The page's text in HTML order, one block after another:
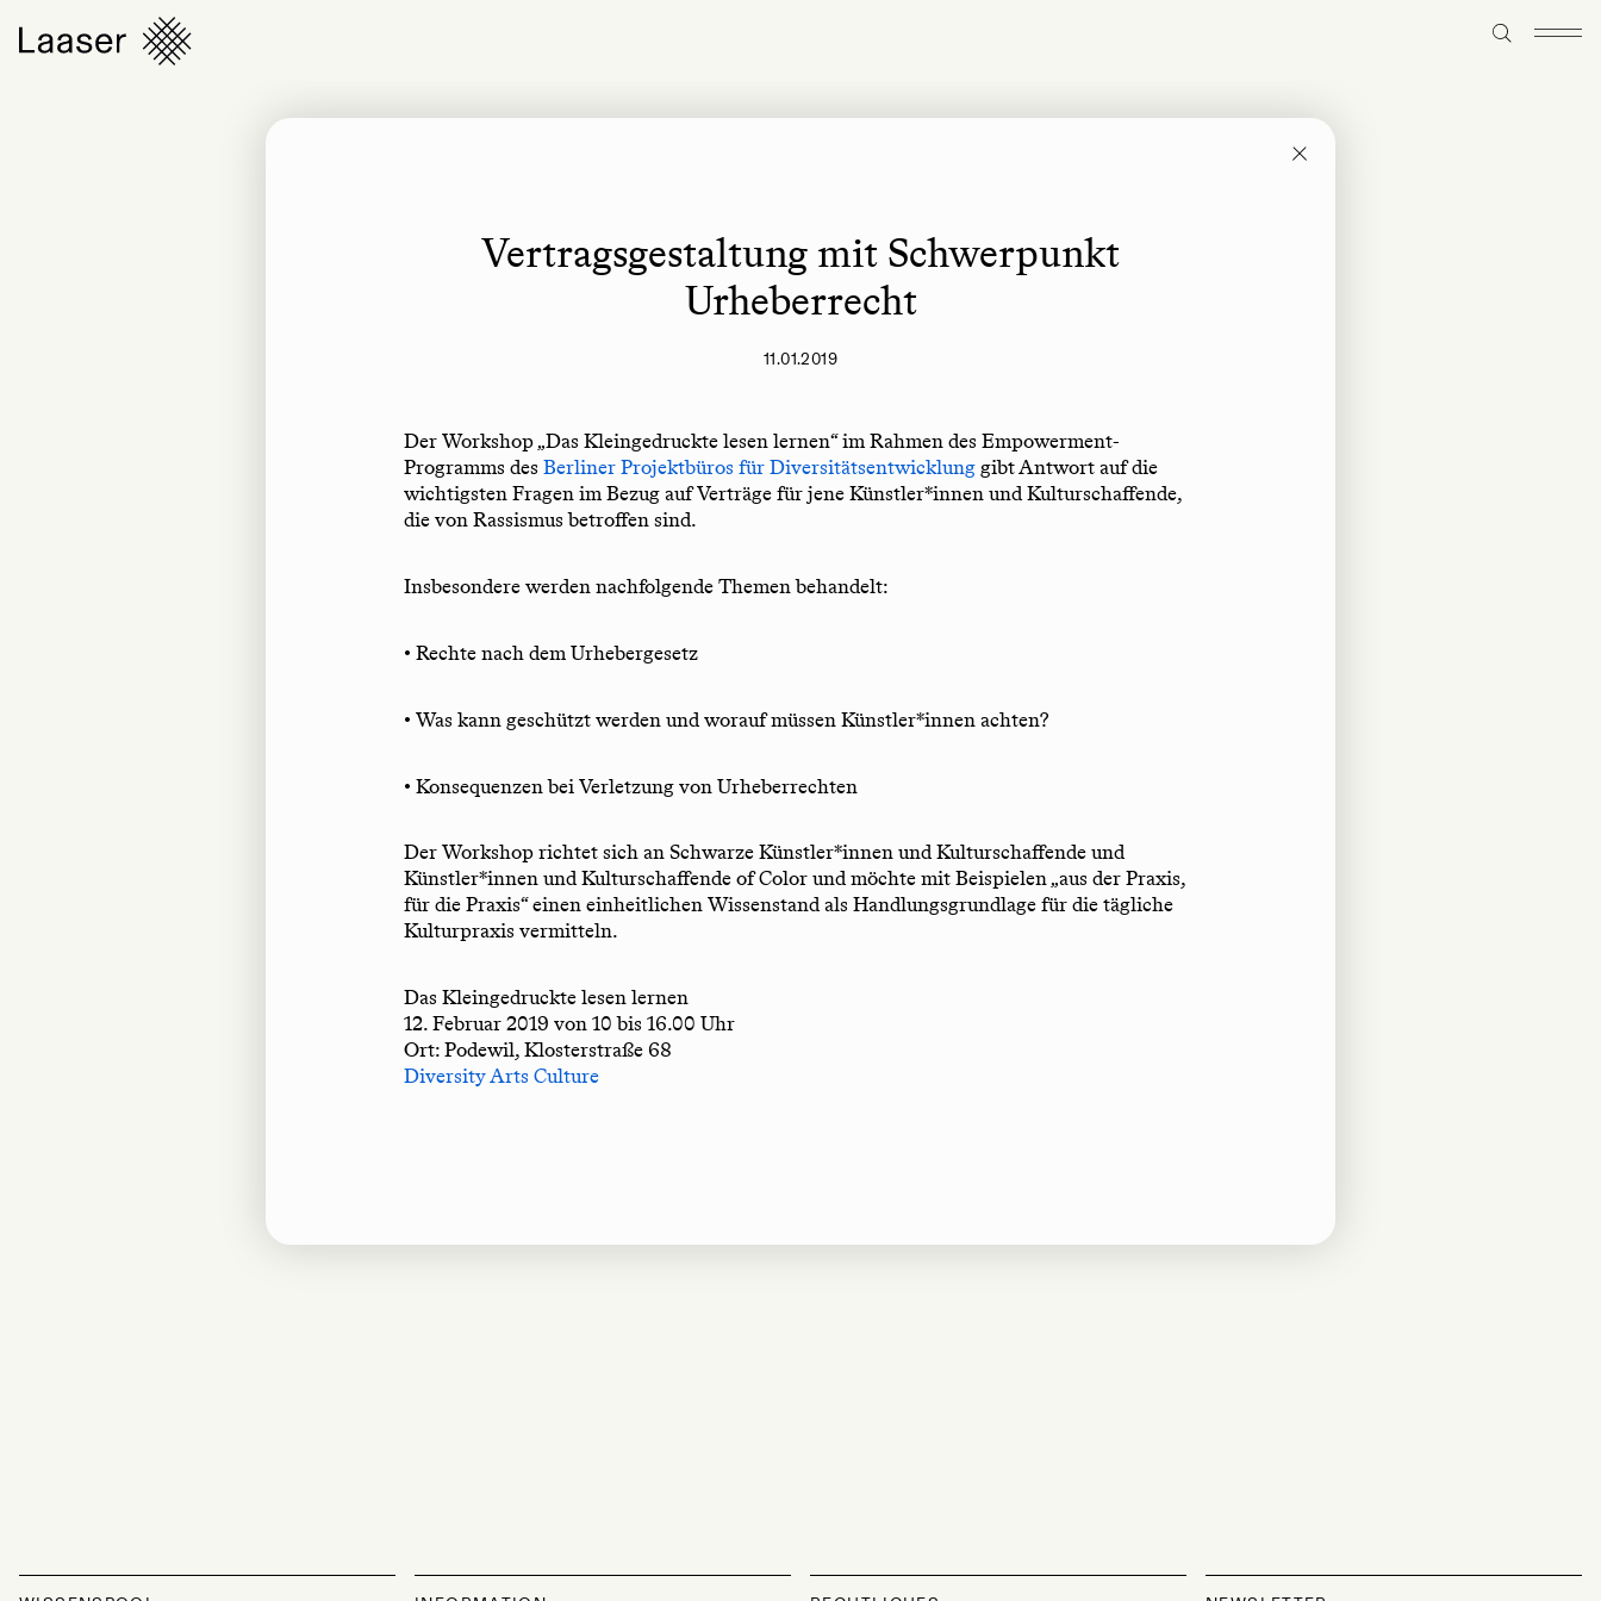
Vertragsgestaltung mit Schwerpunkt
Urheberrecht
11.01.2019
Der Workshop „Das Kleingedruckte lesen lernen“ im Rahmen des Empowerment-
Programms desBerliner Projektbüros für Diversitätsentwicklung gibt Antwort auf die
wichtigsten Fragen im Bezug auf Verträge für jene Künstler*innen und Kulturschaffende,
die von Rassismus betroffen sind.
Insbesondere werden nachfolgende Themen behandelt:
• Rechte nach dem Urhebergesetz
• Was kann geschützt werden und worauf müssen Künstler*innen achten?
• Konsequenzen bei Verletzung von Urheberrechten
Der Workshop richtet sich an Schwarze Künstler*innen und Kulturschaffende und
Künstler*innen und Kulturschaffende of Color und möchte mit Beispielen „aus der Praxis,
für die Praxis“ einen einheitlichen Wissenstand als Handlungsgrundlage für die tägliche
Kulturpraxis vermitteln.
Das Kleingedruckte lesen lernen
12. Februar 2019 von 10 bis 16.00 Uhr
Ort: Podewil, Klosterstraße 68
Diversity Arts Culture